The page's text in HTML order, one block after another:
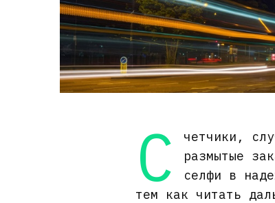
С
четчики,
размытые
селфи в
тем как читать